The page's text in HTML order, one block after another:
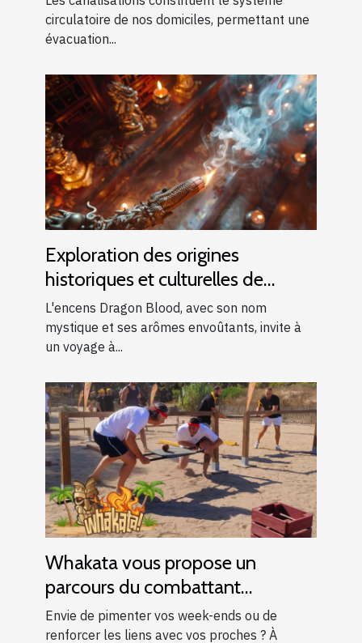
circulatoire de nos domiciles, permettant une
évacuation...
Exploration des origines
historiques et culturelles de
l'encens Dragon Blood
L'encens Dragon Blood, avec son nom
mystique et ses arômes envoûtants, invite à
un voyage à...
Whakata vous propose un
parcours du combattant
d’exception près d’Aix-en-
Provence !
Envie de pimenter vos week-ends ou de
renforcer les liens avec vos proches ? À